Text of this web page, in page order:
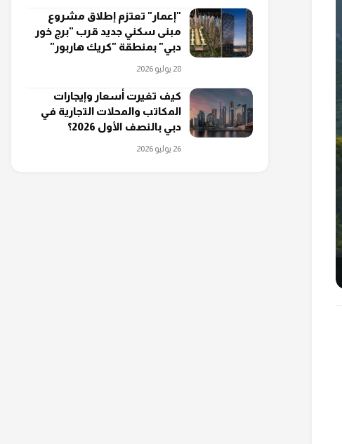
"إعمار" تعتزم إطلاق مشروع
مبنى سكني جديد قرب "برج خور
دبي" بمنطقة "كريك هاربور"
28 يوليو 2026
كيف تغيرت أسعار وإيجارات
المكاتب والمحلات التجارية في
دبي بالنصف الأول 2026؟
26 يوليو 2026